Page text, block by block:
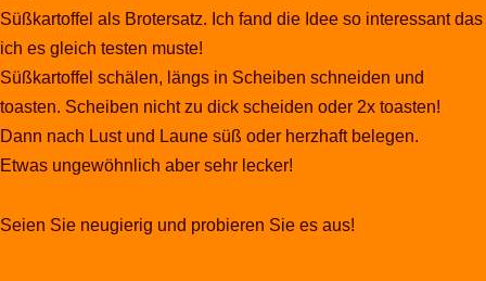
Süßkartoffel als Brotersatz. Ich fand die Idee so interessant das
ich es gleich testen muste!
Süßkartoffel schälen, längs in Scheiben schneiden und
toasten. Scheiben nicht zu dick scheiden oder 2x toasten!
Dann nach Lust und Laune süß oder herzhaft belegen.
Etwas ungewöhnlich aber sehr lecker!
Seien Sie neugierig und probieren Sie es aus!